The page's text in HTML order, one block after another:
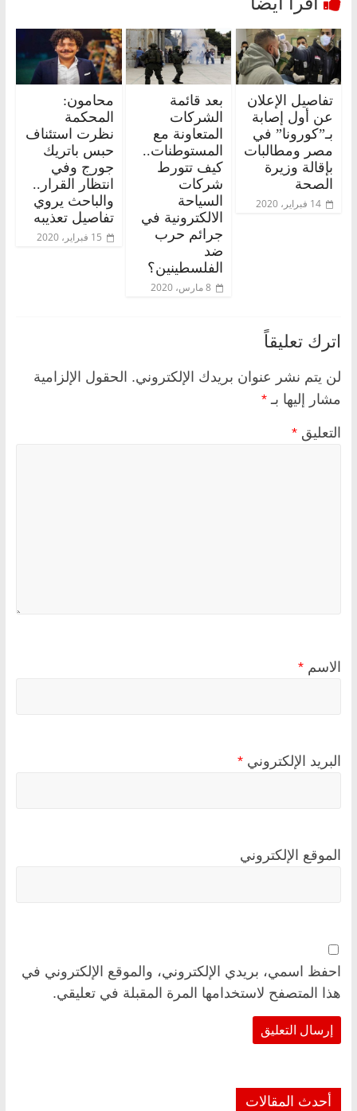
تفاصيل الإعلان
عن أول إصابة
بـ”كورونا” في
مصر ومطالبات
بإقالة وزيرة
الصحة
14 فبراير، 2020
بعد قائمة
الشركات
المتعاونة مع
المستوطنات..
كيف تتورط
شركات
السياحة
الالكترونية في
جرائم حرب
ضد
الفلسطينين؟
8 مارس، 2020
محامون:
المحكمة
نظرت استئناف
حبس باتريك
جورج وفي
انتظار القرار..
والباحث يروي
تفاصيل تعذيبه
15 فبراير، 2020
اترك تعليقاً
لن يتم نشر عنوان بريدك الإلكتروني. الحقول الإلزامية
مشار إليها بـ *
التعليق *
الاسم *
البريد الإلكتروني *
الموقع الإلكتروني
احفظ اسمي، بريدي الإلكتروني، والموقع الإلكتروني في
هذا المتصفح لاستخدامها المرة المقبلة في تعليقي.
أحدث المقالات